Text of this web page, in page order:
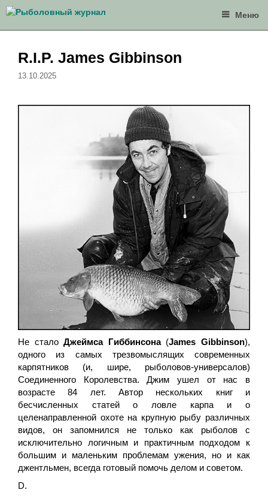
Перейти
содержимому
Меню
R.I.P. James Gibbinson
13.10.2025
Не сталоДжеймса Гиббинсона(James Gibbinson),
одного из самых трезвомыслящих современных
карпятников (и, шире, рыболовов-универсалов)
Соединенного Королевства. Джим ушел от нас в
возрасте 84 лет. Автор нескольких книг и
бесчисленных статей о ловле карпа и о
целенаправленной охоте на крупную рыбу различных
видов, он запомнился не только как рыболов с
исключительно логичным и практичным подходом к
большим и маленьким проблемам ужения, но и как
джентльмен, всегда готовый помочь делом и советом.
D.